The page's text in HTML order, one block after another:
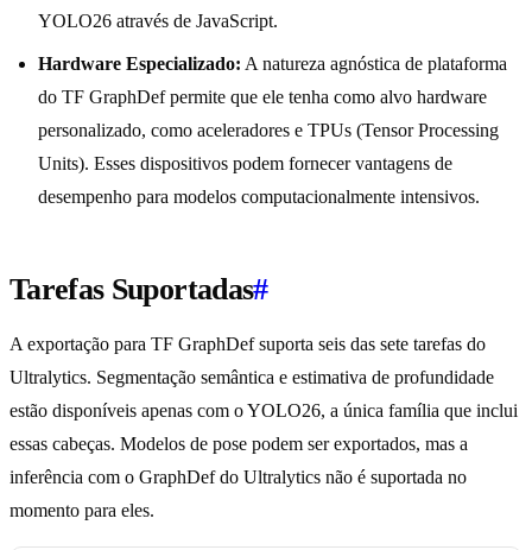
YOLO26 através de JavaScript.
Hardware Especializado: A natureza agnóstica de plataforma
do TF GraphDef permite que ele tenha como alvo hardware
personalizado, como aceleradores e TPUs (Tensor Processing
Units). Esses dispositivos podem fornecer vantagens de
desempenho para modelos computacionalmente intensivos.
Tarefas Suportadas#
A exportação para TF GraphDef suporta seis das sete tarefas do
Ultralytics. Segmentação semântica e estimativa de profundidade
estão disponíveis apenas com o YOLO26, a única família que inclui
essas cabeças. Modelos de pose podem ser exportados, mas a
inferência com o GraphDef do Ultralytics não é suportada no
momento para eles.